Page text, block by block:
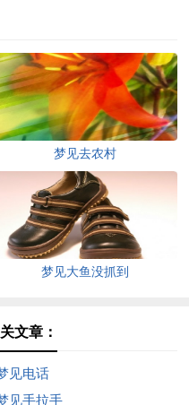
梦见去农村
梦见大鱼没抓到
文章：
见电话
见手拉手